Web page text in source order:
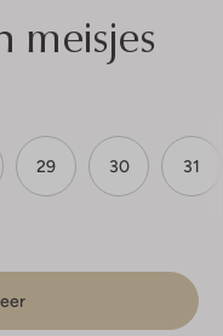
meisjes
29 30 31